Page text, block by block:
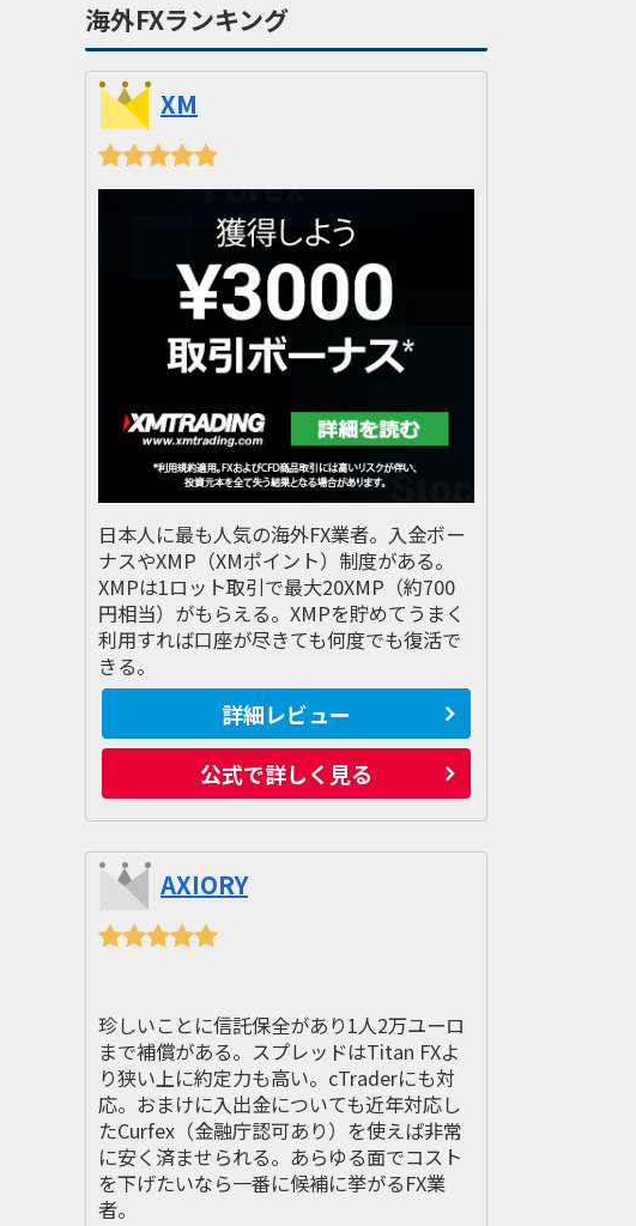
海外FXランキング
XM
日本人に最も人気の海外FX業者。入金ボー
ナスやXMP（XMポイント）制度がある。
XMPは1ロット取引で最大20XMP（約700
円相当）がもらえる。XMPを貯めてうまく
利用すれば口座が尽きても何度でも復活で
きる。
詳細レビュー
公式で詳しく見る
AXIORY
珍しいことに信託保全があり1人2万ユーロ
まで補償がある。スプレッドはTitan FXよ
り狭い上に約定力も高い。cTraderにも対
応。おまけに入出金についても近年対応し
たCurfex（金融庁認可あり）を使えば非常
に安く済ませられる。あらゆる面でコスト
を下げたいなら一番に候補に挙がるFX業
者。